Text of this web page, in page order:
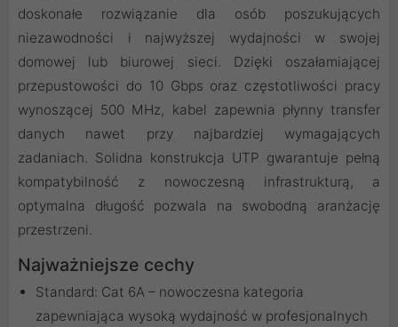
doskonałe rozwiązanie dla osób poszukujących
niezawodności i najwyższej wydajności w swojej
domowej lub biurowej sieci. Dzięki oszałamiającej
przepustowości do 10 Gbps oraz częstotliwości pracy
wynoszącej 500 MHz, kabel zapewnia płynny transfer
danych nawet przy najbardziej wymagających
zadaniach. Solidna konstrukcja UTP gwarantuje pełną
kompatybilność z nowoczesną infrastrukturą, a
optymalna długość pozwala na swobodną aranżację
przestrzeni.
Najważniejsze cechy
Standard: Cat 6A – nowoczesna kategoria
zapewniająca wysoką wydajność w profesjonalnych